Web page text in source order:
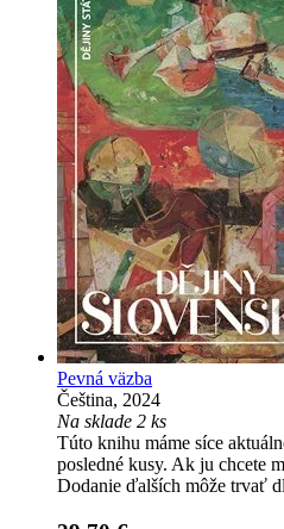
Pevná väzba
Čeština, 2024
Na sklade 2 ks
Túto knihu máme síce
posledné kusy. Ak ju chcete
Dodanie ďalších môže trvať